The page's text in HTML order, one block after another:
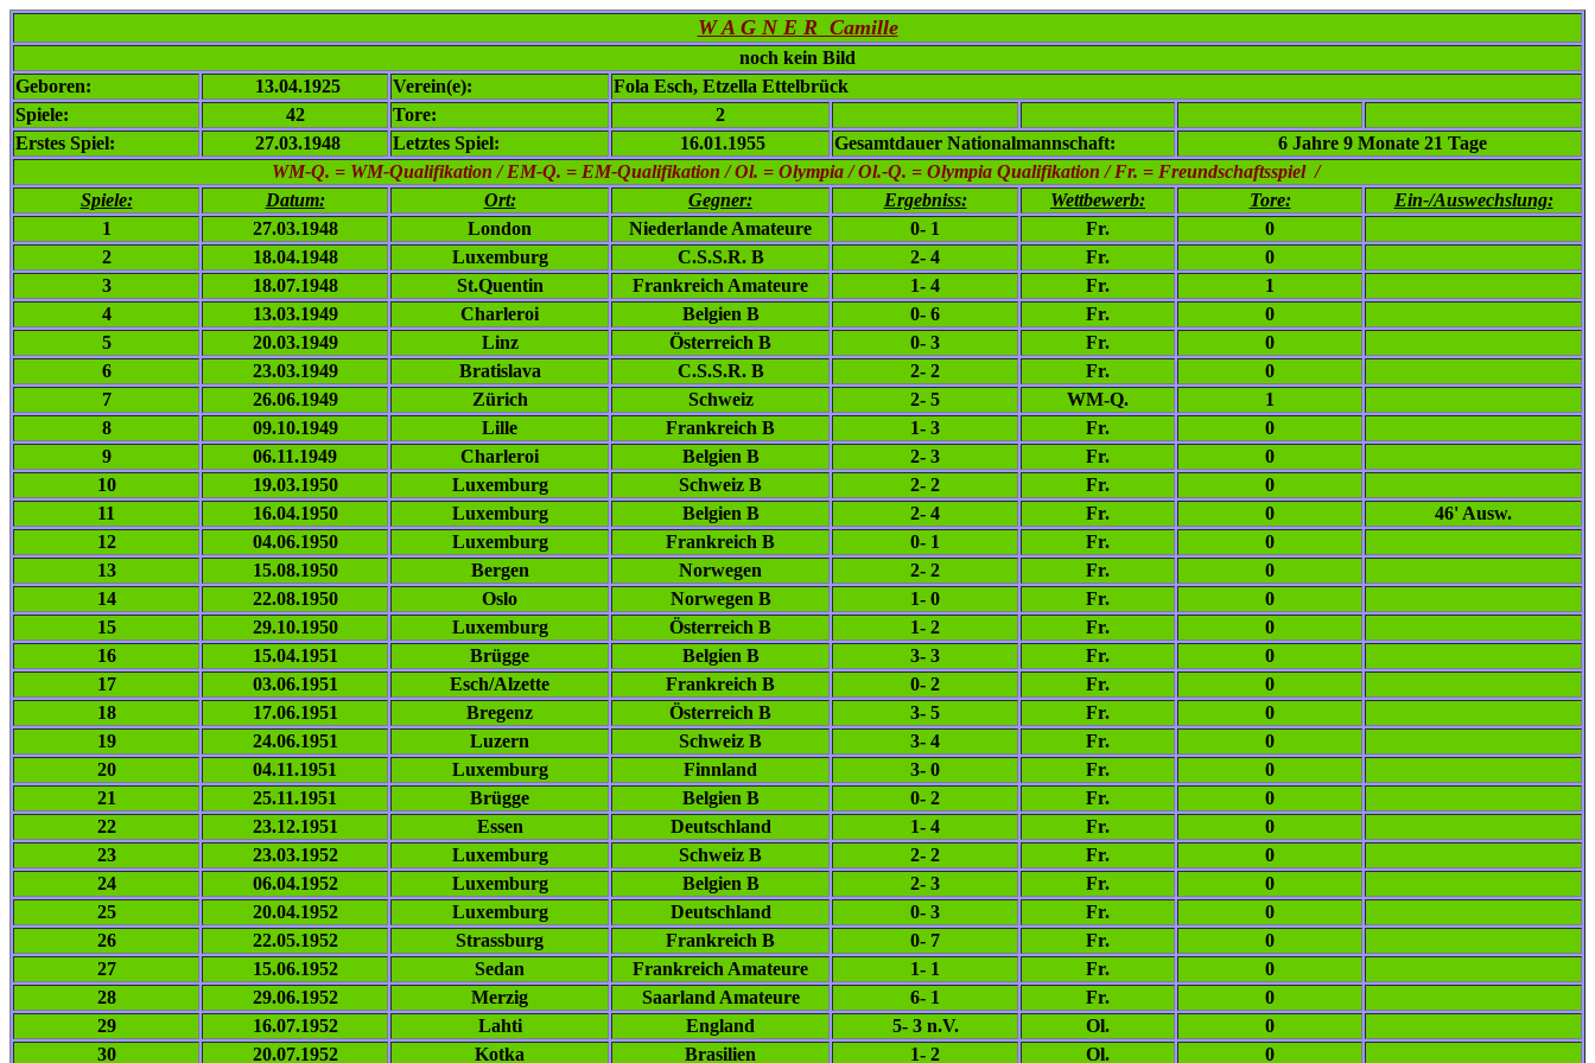
W A G N E R Camille
noch kein Bild
Geboren:
13.04.1925 Verein(e):
Fola Esch, Etzella Ettelbrück
Spiele:
42 Tore:
2
Erstes Spiel:
27.03.1948 Letztes Spiel: 16.01.1955 Gesamtdauer Nationalmannschaft:
6 Jahre 9 Monate 21 Tage
WM-Q. = WM-Qualifikation / EM-Q. = EM-Qualifikation / Ol. = Olympia / Ol.-Q. = Olympia Qualifikation / Fr. = Freundschaftsspiel /
Spiele:
Datum: Ort: Gegner: Ergebniss: Wettbewerb: Tore:
Ein-/Auswechslung:
1
27.03.1948 London Niederlande Amateure 0- 1 Fr.
0
2
18.04.1948 Luxemburg C.S.S.R. B 2- 4 Fr.
0
3
18.07.1948 St.Quentin Frankreich Amateure 1- 4 Fr.
1
4
13.03.1949 Charleroi Belgien B 0- 6 Fr.
0
5
20.03.1949 Linz Österreich B 0- 3 Fr.
0
6
23.03.1949 Bratislava C.S.S.R. B 2- 2 Fr.
0
7
26.06.1949 Zürich Schweiz 2- 5 WM-Q.
1
8
09.10.1949 Lille Frankreich B 1- 3 Fr.
0
9
06.11.1949 Charleroi Belgien B 2- 3 Fr.
0
10
19.03.1950 Luxemburg Schweiz B 2- 2 Fr.
0
11
16.04.1950 Luxemburg Belgien B 2- 4 Fr. 0
46' Ausw.
12
04.06.1950 Luxemburg Frankreich B 0- 1 Fr.
0
13
15.08.1950 Bergen Norwegen 2- 2 Fr.
0
14
22.08.1950 Oslo Norwegen B 1- 0 Fr.
0
15
29.10.1950 Luxemburg Österreich B 1- 2 Fr.
0
16
15.04.1951 Brügge Belgien B 3- 3 Fr.
0
17
03.06.1951 Esch/Alzette Frankreich B 0- 2 Fr.
0
18
17.06.1951 Bregenz Österreich B 3- 5 Fr.
0
19
24.06.1951 Luzern Schweiz B 3- 4 Fr.
0
20
04.11.1951 Luxemburg Finnland 3- 0 Fr.
0
21
25.11.1951 Brügge Belgien B 0- 2 Fr.
0
22
23.12.1951 Essen Deutschland 1- 4 Fr.
0
23
23.03.1952 Luxemburg Schweiz B 2- 2 Fr.
0
24
06.04.1952 Luxemburg Belgien B 2- 3 Fr.
0
25
20.04.1952 Luxemburg Deutschland 0- 3 Fr.
0
26
22.05.1952 Strassburg Frankreich B 0- 7 Fr.
0
27
15.06.1952 Sedan Frankreich Amateure 1- 1 Fr.
0
28
29.06.1952 Merzig Saarland Amateure 6- 1 Fr.
0
29
16.07.1952 Lahti England 5- 3 n.V. Ol.
0
30
20.07.1952 Kotka Brasilien 1- 2 Ol. 0